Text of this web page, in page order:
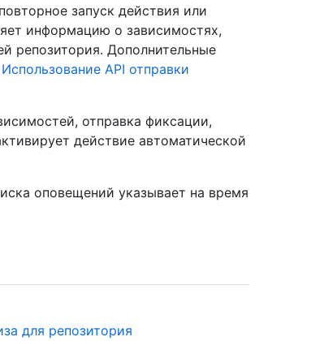
запуск действия или
информацию о зависимостях,
репозитория. Дополнительные
Использование API отправки
отправка фиксации,
действие автоматической
оповещений указывает на время
для репозитория